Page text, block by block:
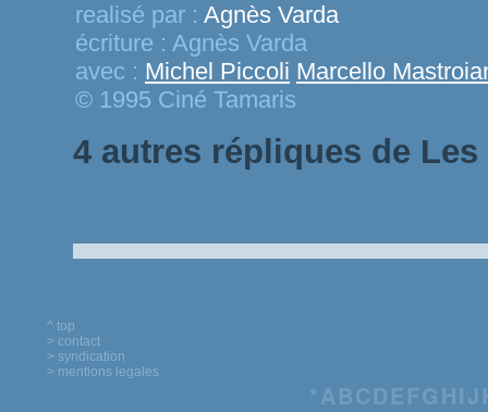
realisé par : Agnès Varda
écriture : Agnès Varda
avec : Michel Piccoli Marcello
© 1995 Ciné Tamaris
4 autres répliques de
^ top
> contact
> syndication
> mentions legales
*ABCDEFG HIJ